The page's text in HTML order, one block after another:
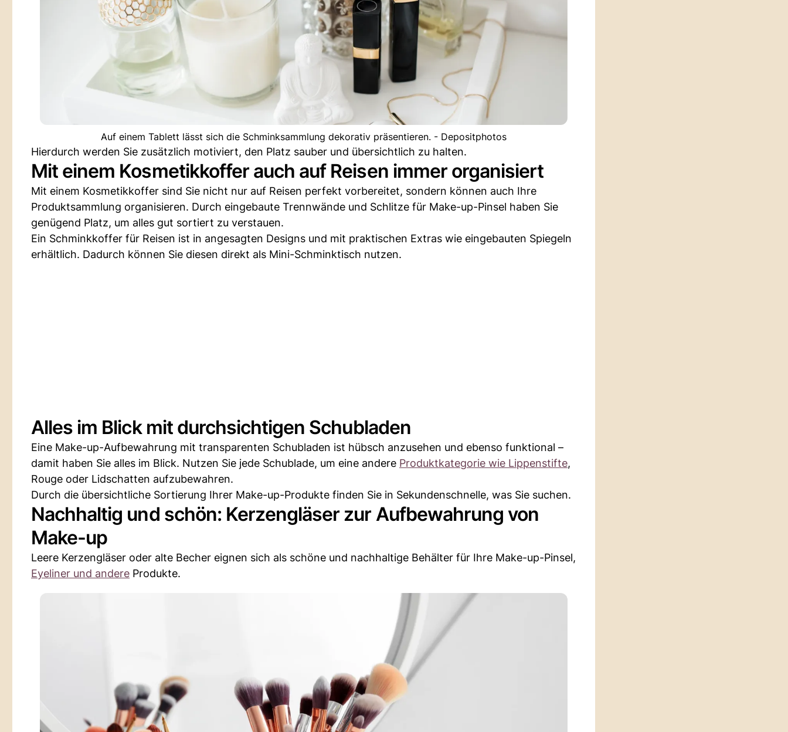
Auf einem Tablett lässt sich die Schminksammlung dekorativ präsentieren. - Depositphotos
Hierdurch werden Sie zusätzlich motiviert, den Platz sauber und übersichtlich zu halten.
Mit einem Kosmetikkoffer auch auf Reisen immer organisiert
Mit einem Kosmetikkoffer sind Sie nicht nur auf Reisen perfekt vorbereitet, sondern können auch Ihre
Produktsammlung organisieren. Durch eingebaute Trennwände und Schlitze für Make-up-Pinsel haben Sie
genügend Platz, um alles gut sortiert zu verstauen.
Ein Schminkkoffer für Reisen ist in angesagten Designs und mit praktischen Extras wie eingebauten Spiegeln
erhältlich. Dadurch können Sie diesen direkt als Mini-Schminktisch nutzen.
Alles im Blick mit durchsichtigen Schubladen
Eine Make-up-Aufbewahrung mit transparenten Schubladen ist hübsch anzusehen und ebenso funktional –
damit haben Sie alles im Blick. Nutzen Sie jede Schublade, um eine andere Produktkategorie wie Lippenstifte,
Rouge oder Lidschatten aufzubewahren.
Durch die übersichtliche Sortierung Ihrer Make-up-Produkte finden Sie in Sekundenschnelle, was Sie suchen.
Nachhaltig und schön: Kerzengläser zur Aufbewahrung von
Make-up
Leere Kerzengläser oder alte Becher eignen sich als schöne und nachhaltige Behälter für Ihre Make-up-Pinsel,
Eyeliner und andere Produkte.